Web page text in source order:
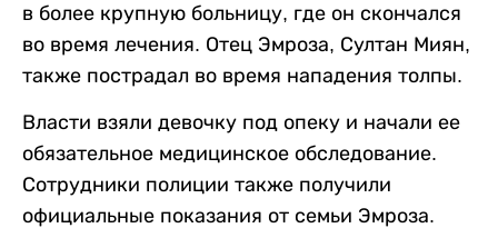
в более крупную больницу, где он скончался
во время лечения. Отец Эмроза, Султан Миян,
также пострадал во время нападения толпы.
Власти взяли девочку под опеку и начали ее
обязательное медицинское обследование.
Сотрудники полиции также получили
официальные показания от семьи Эмроза.